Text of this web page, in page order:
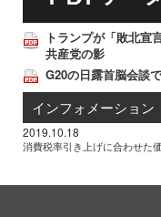
トランプが「敗北宣
共産党の影
G20の日露首脳会談
インフォメーション
2019.10.18
消費税率引き上げに合わせた